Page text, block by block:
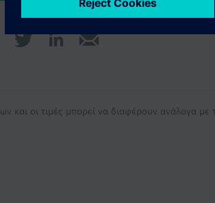
και οι τιμές μπορεί να διαφέρουν ανάλογα με